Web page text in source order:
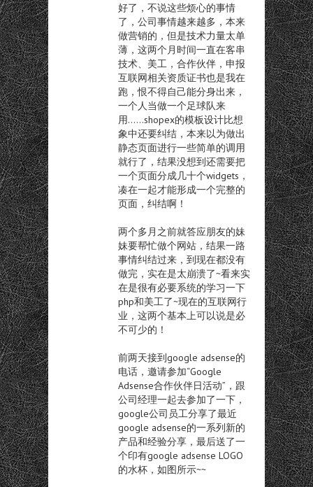
好了，不说这些烦心的事情
了，公司事情越来越多，本来
做营销的，但是技术力量太单
薄，这两个月时间一直在客串
技术、美工，合作伙伴，申报
互联网相关资质证书也是我在
跑，恨不得自己能分身出来，
一个人当做一个足球队来
用……shopex的模板设计比想
象中还要纠结，本来以为做出
静态页面进行一些简单的调用
就行了，结果没想到还需要把
一个页面分成几十个widgets，
凑在一起才能形成一个完整的
页面，纠结啊！
两个多月之前就答应朋友的妹
妹要帮忙做个网站，结果一路
事情纠结过来，到现在都没有
做完，实在是太崩溃了~看来实
在是很有必要系统的学习一下
php和美工了~现在的互联网行
业，这两个基本上可以说是必
不可少的！
前两天接到google adsense的
电话，邀请参加“Google
Adsense合作伙伴日活动”，跟
公司经理一起去参加了一下，
google公司员工分享了最近
google adsense的一系列新的
产品和经验分享，最后送了一
个印有google adsense LOGO
的水杯，如图所示~~